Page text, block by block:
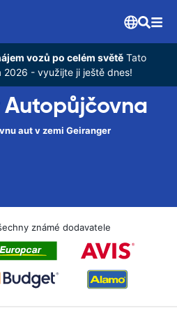
vozů po celém světě Tato
2026 - využijte ji ještě dnes!
aut v zemi Geiranger
známé dodavatele